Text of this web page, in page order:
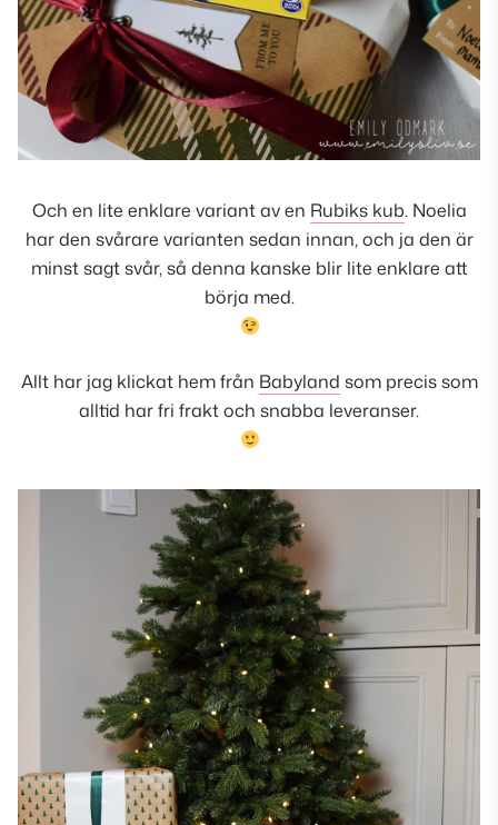
Och en lite enklare variant av en Rubiks kub. Noelia
har den svårare varianten sedan innan, och ja den är
minst sagt svår, så denna kanske blir lite enklare att
börja med.
Allt har jag klickat hem från Babyland som precis som
alltid har fri frakt och snabba leveranser.